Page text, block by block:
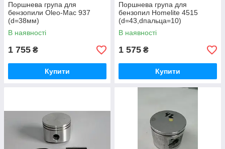
Поршнева група для
бензопили Oleo-Mac 937
(d=38мм)
В наявності
1 755 ₴
Купити
Поршнева група для
бензопил Homelite 4515
(d=43,dпальца=10)
В наявності
1 575 ₴
Купити